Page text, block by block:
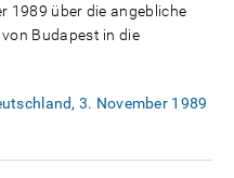
1989 über die angebliche
Budapest in die
3. November 1989